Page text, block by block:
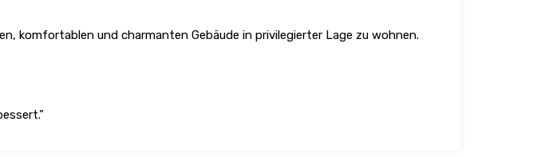
komfortablen und charmanten Gebäude in privilegierter Lage zu wohnen.